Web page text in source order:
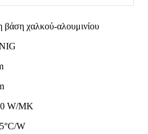
βάση χαλκού-αλουμινίου
W/MK
W